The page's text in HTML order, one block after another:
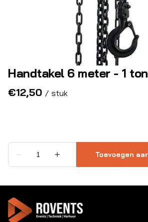
Handtakel 6 meter - 1 ton
/